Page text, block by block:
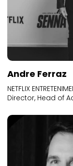
Andre Ferraz
NETFLIX
Director, Head of